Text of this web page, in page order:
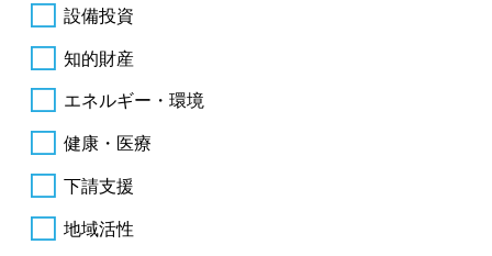
設備投資
知的財産
エネルギー・環境
健康・医療
下請支援
地域活性